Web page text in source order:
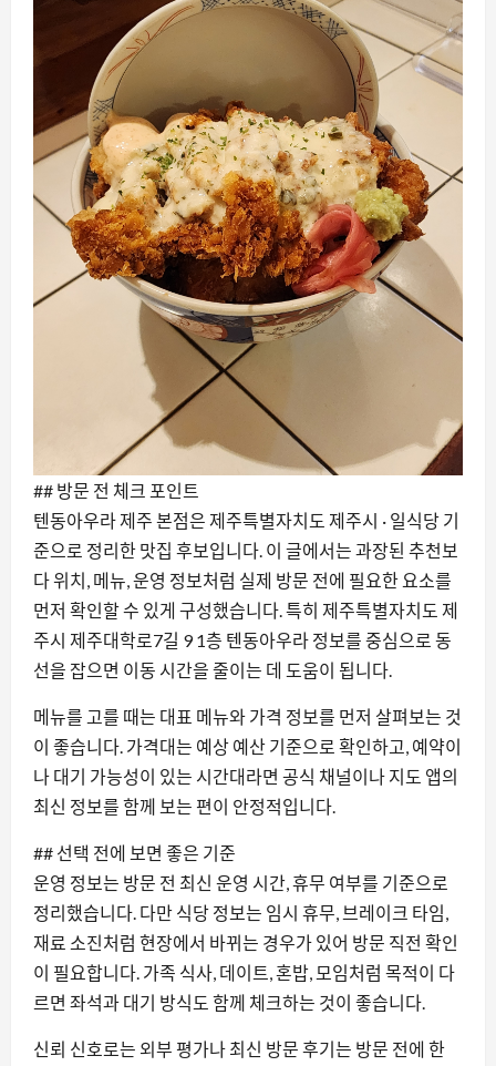
## 방문 전 체크 포인트
텐동아우라 제주 본점은 제주특별자치도 제주시 · 일식당 기
준으로 정리한 맛집 후보입니다. 이 글에서는 과장된 추천보
다 위치, 메뉴, 운영 정보처럼 실제 방문 전에 필요한 요소를
먼저 확인할 수 있게 구성했습니다. 특히 제주특별자치도 제
주시 제주대학로7길 9 1층 텐동아우라 정보를 중심으로 동
선을 잡으면 이동 시간을 줄이는 데 도움이 됩니다.
메뉴를 고를 때는 대표 메뉴와 가격 정보를 먼저 살펴보는 것
이 좋습니다. 가격대는 예상 예산 기준으로 확인하고, 예약이
나 대기 가능성이 있는 시간대라면 공식 채널이나 지도 앱의
최신 정보를 함께 보는 편이 안정적입니다.
## 선택 전에 보면 좋은 기준
운영 정보는 방문 전 최신 운영 시간, 휴무 여부를 기준으로
정리했습니다. 다만 식당 정보는 임시 휴무, 브레이크 타임,
재료 소진처럼 현장에서 바뀌는 경우가 있어 방문 직전 확인
이 필요합니다. 가족 식사, 데이트, 혼밥, 모임처럼 목적이 다
르면 좌석과 대기 방식도 함께 체크하는 것이 좋습니다.
신뢰 신호로는 외부 평가나 최신 방문 후기는 방문 전에 한